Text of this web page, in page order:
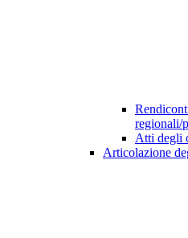
regionali/
Atti degli
Articolazione